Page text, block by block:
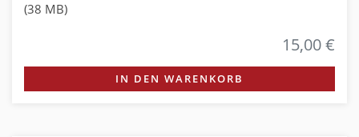
(38 MB)
15,00 €
IN DEN WARENKORB